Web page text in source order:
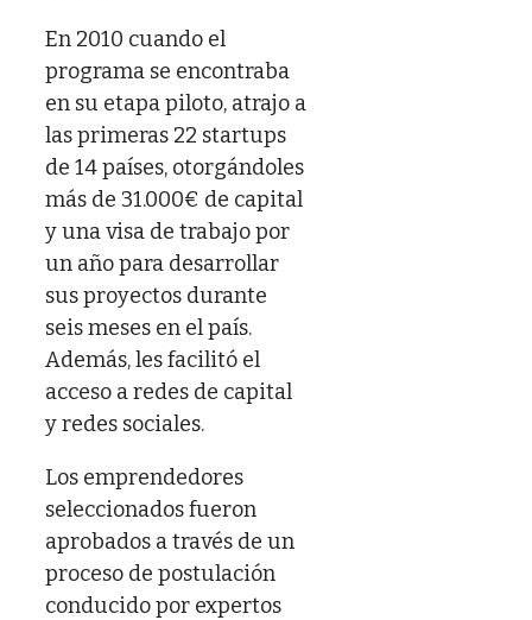
En 2010 cuando el
programa se encontraba
en su etapa piloto, atrajo a
las primeras 22 startups
de 14 países, otorgándoles
más de 31.000€ de capital
y una visa de trabajo por
un año para desarrollar
sus proyectos durante
seis meses en el país.
Además, les facilitó el
acceso a redes de capital
y redes sociales.
Los emprendedores
seleccionados fueron
aprobados a través de un
proceso de postulación
conducido por expertos